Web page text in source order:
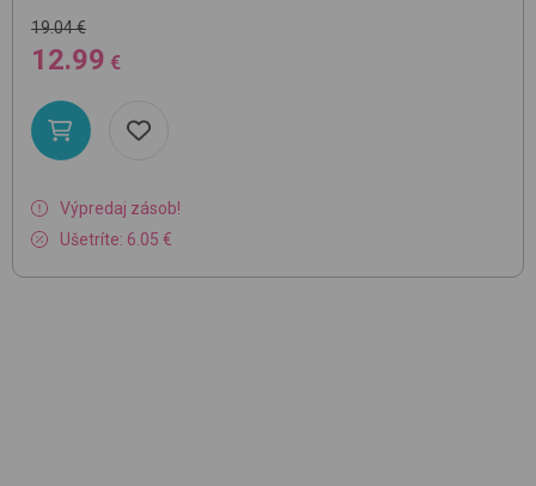
19.04 €
12.99 €
Výpredaj zásob!
Ušetríte: 6.05 €